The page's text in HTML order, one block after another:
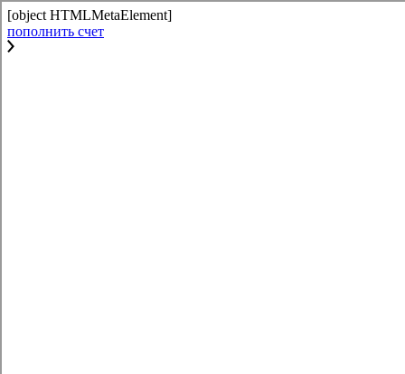
[object HTMLMetaElement]
пополнить счет